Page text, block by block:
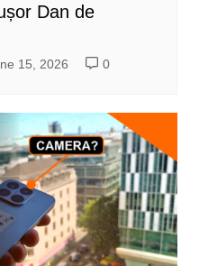
Dan de
15, 2026 0